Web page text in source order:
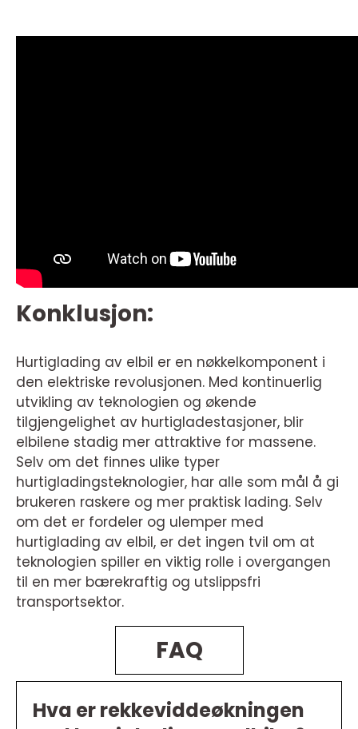
Konklusjon:
Hurtiglading av elbil er en nøkkelkomponent i
den elektriske revolusjonen. Med kontinuerlig
utvikling av teknologien og økende
tilgjengelighet av hurtigladestasjoner, blir
elbilene stadig mer attraktive for massene.
Selv om det finnes ulike typer
hurtigladingsteknologier, har alle som mål å gi
brukeren raskere og mer praktisk lading. Selv
om det er fordeler og ulemper med
hurtiglading av elbil, er det ingen tvil om at
teknologien spiller en viktig rolle i overgangen
til en mer bærekraftig og utslippsfri
transportsektor.
FAQ
Hva er rekkeviddeøkningen